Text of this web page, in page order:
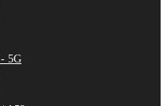
5G